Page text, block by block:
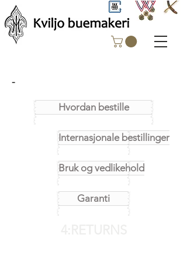
-
Hvordan bestille
Internasjonale bestillinger
Bruk og vedlikehold
Garanti